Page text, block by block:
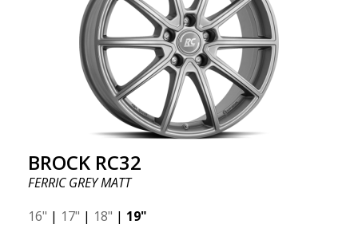
BROCK RC32
FERRIC GREY MATT
16" | 17" | 18" | 19"